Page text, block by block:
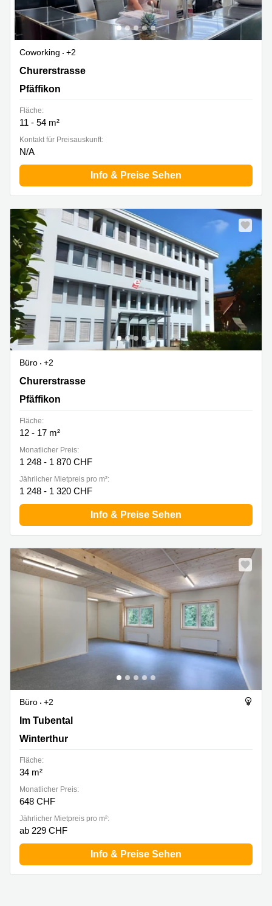
Coworking
+2
Churerstrasse 47, Pfäffikon
Churerstrasse
Pfäffikon
Fläche:
11 - 54 m²
Kontakt für Preisauskunft:
N/A
Info & Preise Sehen
Büro
+2
Churerstrasse 47, Pfäffikon
Churerstrasse
Pfäffikon
Fläche:
12 - 17 m²
Monatlicher Preis:
1 248 - 1 870 CHF
Jährlicher Mietpreis pro m²:
1 248 - 1 320 CHF
Info & Preise Sehen
Büro
+2
Im Tubental 4, Winterthur
Im Tubental
Winterthur
Fläche:
34 m²
Monatlicher Preis:
648 CHF
Jährlicher Mietpreis pro m²:
ab 229 CHF
Info & Preise Sehen